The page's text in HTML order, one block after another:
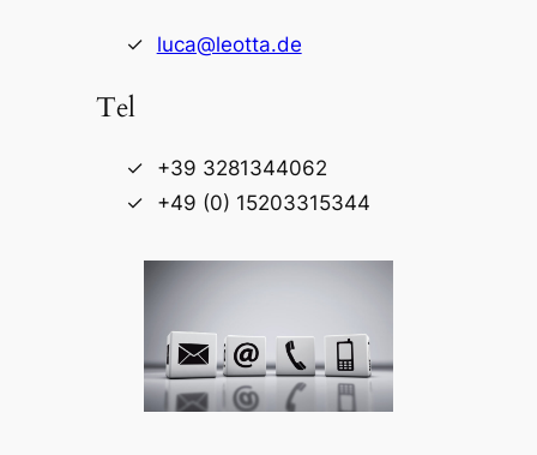
luca@leotta.de
Tel
+39 3281344062
+49 (0) 15203315344